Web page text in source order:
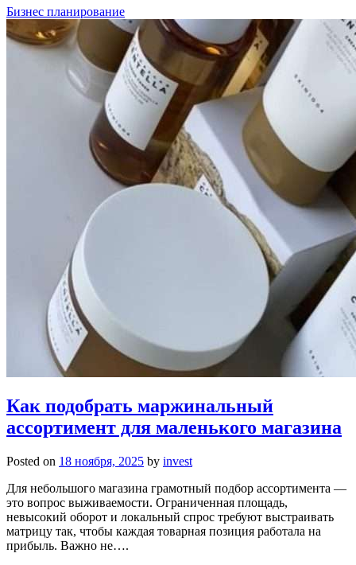
Бизнес планирование
Как подобрать маржинальный
ассортимент для маленького магазина
Posted on 18 ноября, 2025 by invest
Для небольшого магазина грамотный подбор ассортимента —
это вопрос выживаемости. Ограниченная площадь,
невысокий оборот и локальный спрос требуют выстраивать
матрицу так, чтобы каждая товарная позиция работала на
прибыль. Важно не….